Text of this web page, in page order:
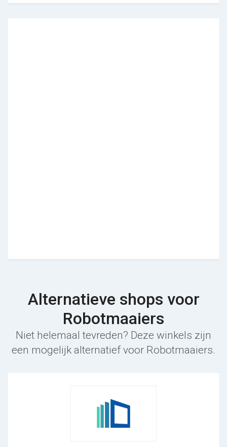
Alternatieve shops voor
Robotmaaiers
Niet helemaal tevreden? Deze winkels zijn
een mogelijk alternatief voor Robotmaaiers.